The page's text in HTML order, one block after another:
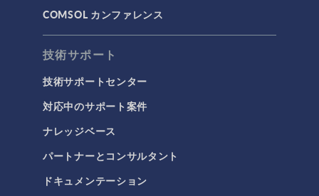
波動光学
荷電粒子追跡
タグ
3Dプリンティング
AC/DC モジュール
AC/DCモジュール
COMSOL カンファレンス
技術サポート
技術サポートセンター
対応中のサポート案件
ナレッジベース
パートナーとコンサルタント
ドキュメンテーション